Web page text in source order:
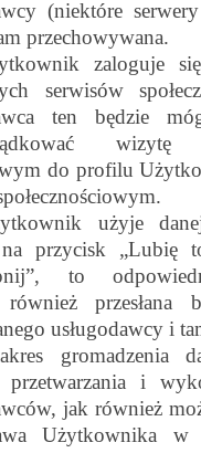
(niektóre
przechowywana.
zaloguje
serwisów
ten będzie
do profilu
użyje
przycisk „Lubię
to
również przesłana
usługodawcy i
gromadzenia
przetwarzania i
jak również
Użytkownika